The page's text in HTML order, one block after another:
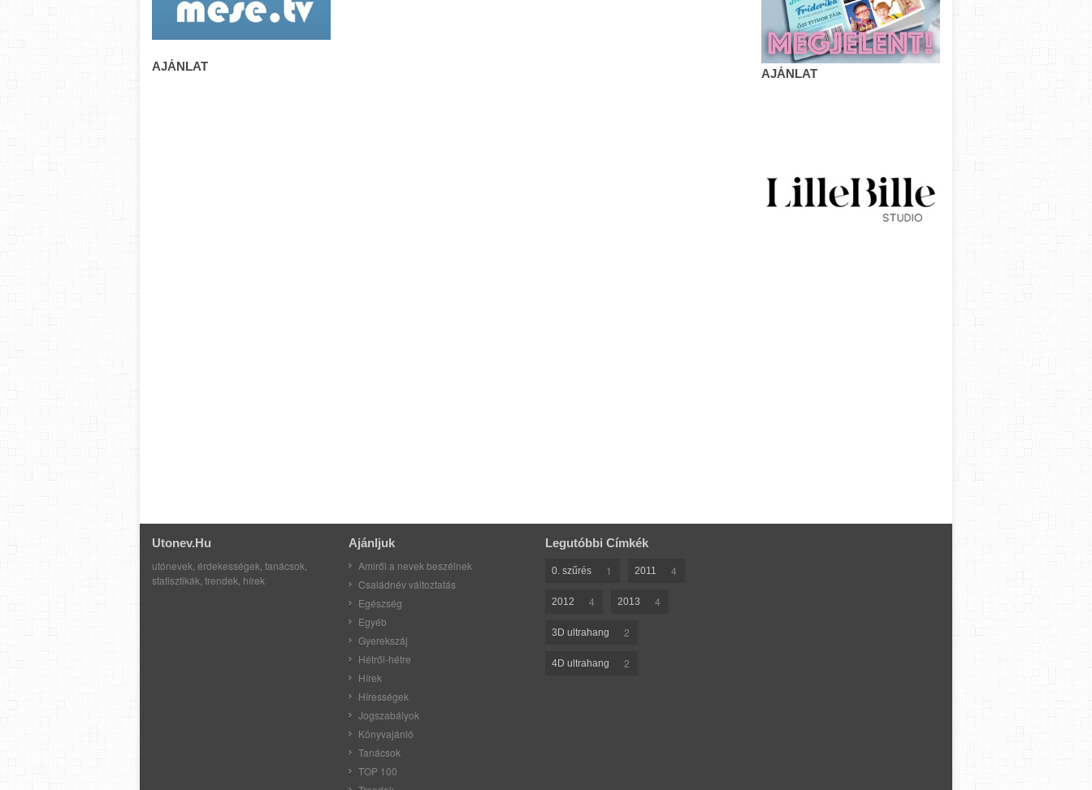
AJÁNLAT
AJÁNLAT
Utonev.hu
utónevek, érdekességek, tanácsok,
statisztikák, trendek, hírek
Ajánljuk
Amiről a nevek beszélnek
Családnév változtatás
Egészség
Egyéb
Gyerekszáj
Hétről-hétre
Hírek
Hírességek
Jogszabályok
Könyvajánló
Tanácsok
TOP 100
Legutóbbi Címkék
0. szűrés 1 2011 4
2012 4 2013 4
3D ultrahang 2
4D ultrahang 2